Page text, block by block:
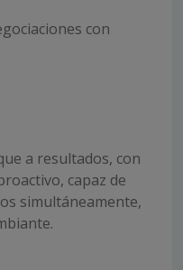
con
a resultados, con
capaz de
simultáneamente,